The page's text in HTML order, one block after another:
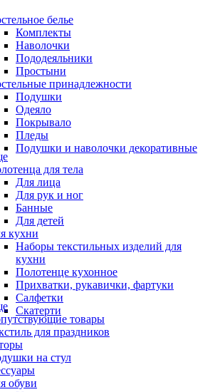
белье
Комплекты
Наволочки
Пододеяльники
Простыни
принадлежности
Подушки
Одеяло
Покрывало
Пледы
Подушки и наволочки декоративные
для тела
Для лица
Для рук и ног
Банные
Для детей
кухни
Наборы текстильных изделий для
кухни
Полотенце кухонное
Прихватки, рукавички, фартуки
Салфетки
Скатерти
товары
для праздников
на стул
обуви